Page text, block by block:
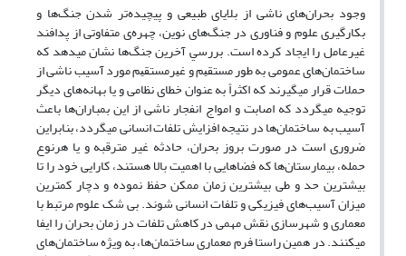
وجود بحران‌های ناشی از بلایای طبیعی و پیچیده‌تر شدن جنگ‌ها و
بکارگیری علوم و فناوری در جنگ‌های نوین، چهره‌ی متفاوتی از پدافند
غیر­عامل را ایجاد کرده است. ﺑﺮرﺳﻲ آﺧﺮﻳﻦ ﺟﻨﮓ‌ها ﻧﺸﺎن می­دهد که
ساختمان‌های عمومی ﺑﻪ ﻃﻮر ﻣﺴﺘﻘﻴﻢ و ﻏﻴﺮﻣﺴﺘﻘﻴﻢ مورد آسیب ناشی از
حملات قرار می­گیرند که اکثراً به عنوان خطای نظامی و یا بهانه‌های دیگر
توجیه می­گردد که اصابت و امواج انفجار ناشی از این بمباران‌ها باعث
آسیب به ساختمان‌ها در نتیجه افزایش تلفات انسانی می­گردد، بنابراین
ضروری است در صورت بروز بحران، حادثه غیر مترقبه و یا هرنوع
حمله، بیمارستان‌ها که فضاهایی با اهمیت بالا هستند، کارایی خود را تا
بیشترین حد و طی بیشترین زمان ممکن حفظ نموده و دچار کمترین
میزان آسیب‌های فیزیکی و تلفات انسانی شوند. بی‌ شک علوم مرتبط با
معماری و شهرسازی نقش مهمی در کاهش تلفات در زمان بحران را ایفا
می­کنند. در همین راستا فرم معماری ساختمان‌ها، به ویژه ساختمان‌های